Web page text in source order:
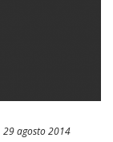
29 agosto 2014